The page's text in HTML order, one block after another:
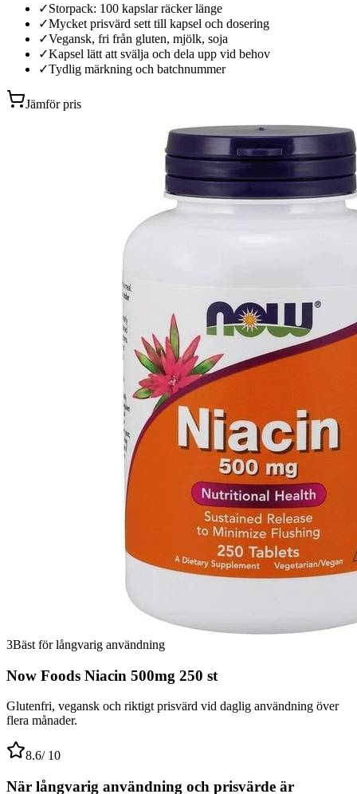
✓Storpack: 100 kapslar räcker länge
✓Mycket prisvärd sett till kapsel och dosering
✓Vegansk, fri från gluten, mjölk, soja
✓Kapsel lätt att svälja och dela upp vid behov
✓Tydlig märkning och batchnummer
Jämför pris
3Bäst för långvarig användning
Now Foods Niacin 500mg 250 st
Glutenfri, vegansk och riktigt prisvärd vid daglig användning över
flera månader.
8.6/ 10
När långvarig användning och prisvärde är